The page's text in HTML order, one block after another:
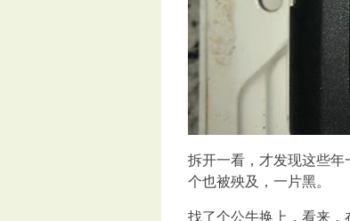
拆开一看，才发现这些
个也被殃及，一片黑。
找了个公牛换上，看来，